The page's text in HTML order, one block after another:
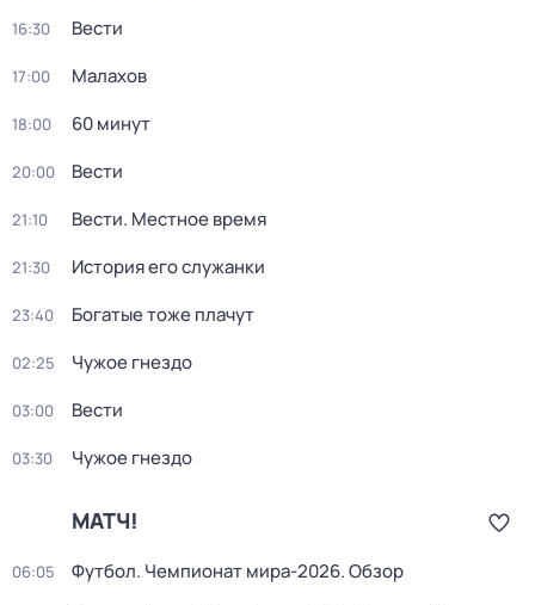
16:30 Вести
17:00 Малахов
18:00 60 минут
20:00 Вести
21:10 Вести. Местное время
21:30 История его служанки
23:40 Богатые тоже плачут
02:25 Чужое гнездо
03:00 Вести
03:30 Чужое гнездо
МАТЧ!
06:05 Футбол. Чемпионат мира-2026. Обзор